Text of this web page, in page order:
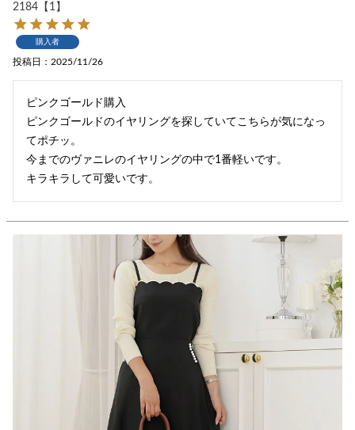
2184【1】
購入者
投稿日 2025/11/26
ピンクゴールド購入
ピンクゴールドのイヤリングを探していてこちらが気になっ
てポチッ。
今までのヴァニレのイヤリングの中で1番軽いです。
キラキラして可愛いです。